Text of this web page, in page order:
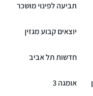
תביעה לפינוי מושכר
יוצאים קבוע מגזין
חדשות תל אביב
אומגה 3